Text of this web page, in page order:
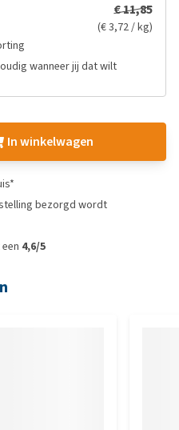
€ 11,85
(€ 3,72 / kg)
wanneer jij dat wilt
In winkelwagen
bezorgd wordt
4,6/5